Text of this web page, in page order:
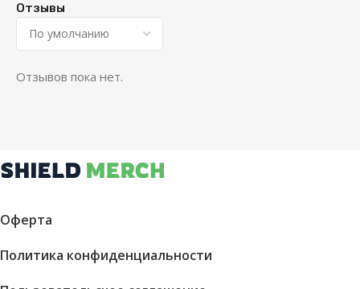
Отзывы
Отзывов пока нет.
Оферта
Политика конфиденциальности